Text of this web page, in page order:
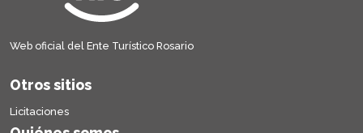
Web oficial del Ente Turístico Rosario
Otros sitios
Licitaciones